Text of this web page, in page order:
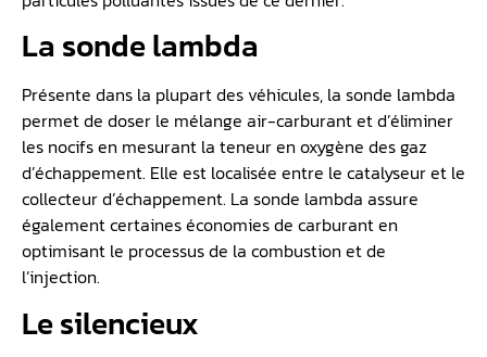
La sonde lambda
Présente dans la plupart des véhicules, la sonde lambda
permet de doser le mélange air-carburant et d’éliminer
les nocifs en mesurant la teneur en oxygène des gaz
d’échappement. Elle est localisée entre le catalyseur et le
collecteur d’échappement. La sonde lambda assure
également certaines économies de carburant en
optimisant le processus de la combustion et de
l’injection.
Le silencieux